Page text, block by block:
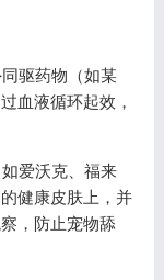
驱药物（如某
血液循环起效，
爱沃克、福来
健康皮肤上，并
，防止宠物舔